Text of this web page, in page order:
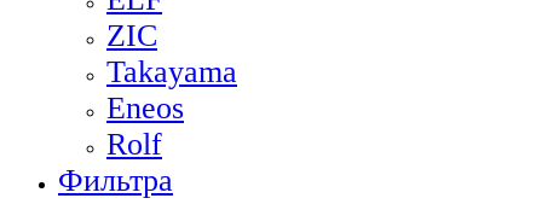
ZIC
Takayama
Eneos
Rolf
Фильтра